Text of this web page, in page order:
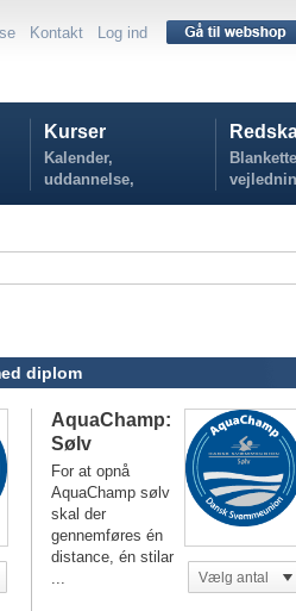
Kontakt Log ind
Kurser
Kalender,
uddannelse,
tilmelding...
diplom
AquaChamp:
Sølv
For at opnå
AquaChamp sølv
skal der
gennemføres én
distance, én stilar
...
Vælg antal